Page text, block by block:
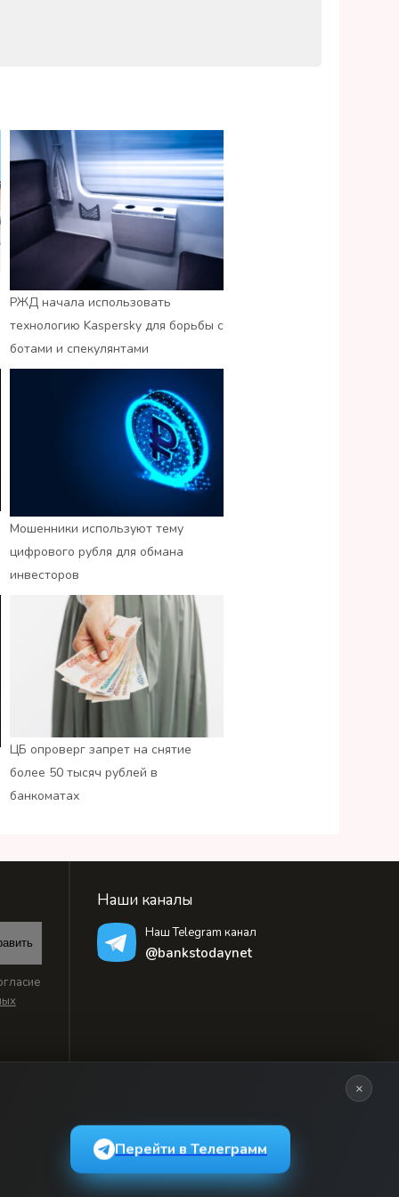
РЖД начала использовать
технологию Kaspersky для борьбы с
ботами и спекулянтами
Мошенники используют тему
цифрового рубля для обмана
инвесторов
ЦБ опроверг запрет на снятие
более 50 тысяч рублей в
банкоматах
Наши каналы
Наш Telegram канал
@bankstodaynet
соглашением
×
Перейти в Телеграмм